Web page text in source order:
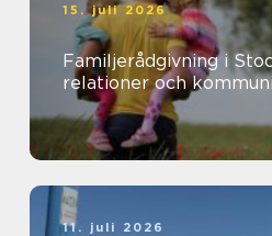
15. juli 2026
Familjerådgivning i
relationer och
11. juli 2026